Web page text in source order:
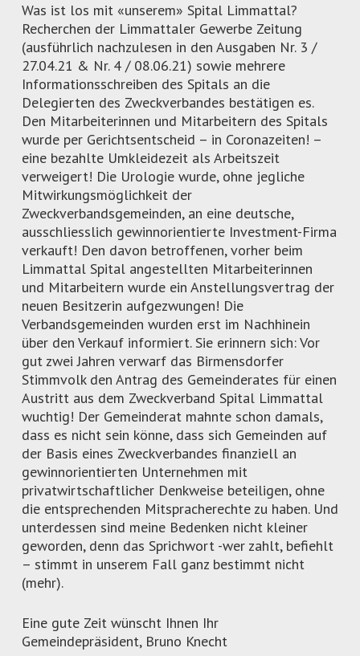
Was ist los mit «unserem» Spital Limmattal?
Recherchen der Limmattaler Gewerbe Zeitung
(ausführlich nachzulesen in den Ausgaben Nr. 3 /
27.04.21 & Nr. 4 / 08.06.21) sowie mehrere
Informationsschreiben des Spitals an die
Delegierten des Zweckverbandes bestätigen es.
Den Mitarbeiterinnen und Mitarbeitern des Spitals
wurde per Gerichtsentscheid – in Coronazeiten! –
eine bezahlte Umkleidezeit als Arbeitszeit
verweigert! Die Urologie wurde, ohne jegliche
Mitwirkungsmöglichkeit der
Zweckverbandsgemeinden, an eine deutsche,
ausschliesslich gewinnorientierte Investment-Firma
verkauft! Den davon betroffenen, vorher beim
Limmattal Spital angestellten Mitarbeiterinnen
und Mitarbeitern wurde ein Anstellungsvertrag der
neuen Besitzerin aufgezwungen! Die
Verbandsgemeinden wurden erst im Nachhinein
über den Verkauf informiert. Sie erinnern sich: Vor
gut zwei Jahren verwarf das Birmensdorfer
Stimmvolk den Antrag des Gemeinderates für einen
Austritt aus dem Zweckverband Spital Limmattal
wuchtig! Der Gemeinderat mahnte schon damals,
dass es nicht sein könne, dass sich Gemeinden auf
der Basis eines Zweckverbandes finanziell an
gewinnorientierten Unternehmen mit
privatwirtschaftlicher Denkweise beteiligen, ohne
die entsprechenden Mitspracherechte zu haben. Und
unterdessen sind meine Bedenken nicht kleiner
geworden, denn das Sprichwort -wer zahlt, befiehlt
– stimmt in unserem Fall ganz bestimmt nicht
(mehr).
Eine gute Zeit wünscht Ihnen Ihr
Gemeindepräsident, Bruno Knecht